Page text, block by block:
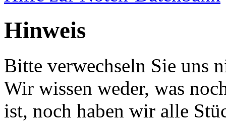
Hinweis
Bitte verwechseln Sie uns
Wir wissen weder, was
ist, noch haben wir alle